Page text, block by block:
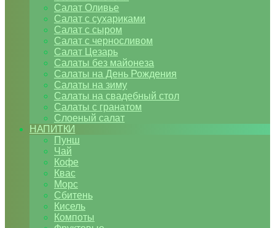
Салат Оливье
Салат с сухариками
Салат с сыром
Салат с черносливом
Салат Цезарь
Салаты без майонеза
Салаты на День Рождения
Салаты на зиму
Салаты на свадебный стол
Салаты с гранатом
Слоеный салат
НАПИТКИ
Пунш
Чай
Кофе
Квас
Морс
Сбитень
Кисель
Компоты